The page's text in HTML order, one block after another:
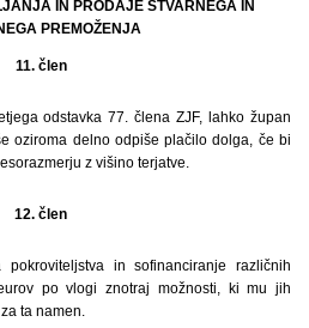
IN PRODAJE STVARNEGA IN
PREMOŽENJA
11. člen
odstavka 77. člena ZJF, lahko župan
oziroma delno odpiše plačilo dolga, če bi
z višino terjatve.
12. člen
in sofinanciranje različnih
po vlogi znotraj možnosti, ki mu jih
ta namen.